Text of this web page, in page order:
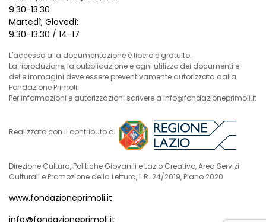
9.30-13.30
Martedì, Giovedì:
9.30-13.30 / 14-17
L'accesso alla documentazione è libero e gratuito.
La riproduzione, la pubblicazione e ogni utilizzo dei documenti e
delle immagini deve essere preventivamente autorizzata dalla
Fondazione Primoli.
Per informazioni e autorizzazioni scrivere a info@fondazioneprimoli.it
Realizzato con il contributo di
Direzione Cultura, Politiche Giovanili e Lazio Creativo, Area Servizi
Culturali e Promozione della Lettura, L.R. 24/2019, Piano 2020
www.fondazioneprimoli.it
info@fondazioneprimoli.it